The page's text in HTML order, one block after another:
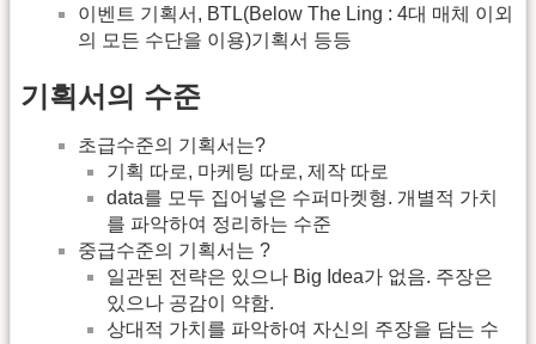
이벤트 기획서, BTL(Below The Ling : 4대 매체 이외
의 모든 수단을 이용)기획서 등등
기획서의 수준
초급수준의 기획서는?
기획 따로, 마케팅 따로, 제작 따로
data를 모두 집어넣은 수퍼마켓형. 개별적 가치
를 파악하여 정리하는 수준
중급수준의 기획서는 ?
일관된 전략은 있으나 Big Idea가 없음. 주장은
있으나 공감이 약함.
상대적 가치를 파악하여 자신의 주장을 담는 수